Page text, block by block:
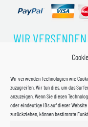
Wir verwenden Technologien wie
zuzugreifen. Wir tun dies, um das
anzuzeigen. Wenn Sie diesen
oder eindeutige IDs auf dieser
zurückziehen, können bestimmte
WIR